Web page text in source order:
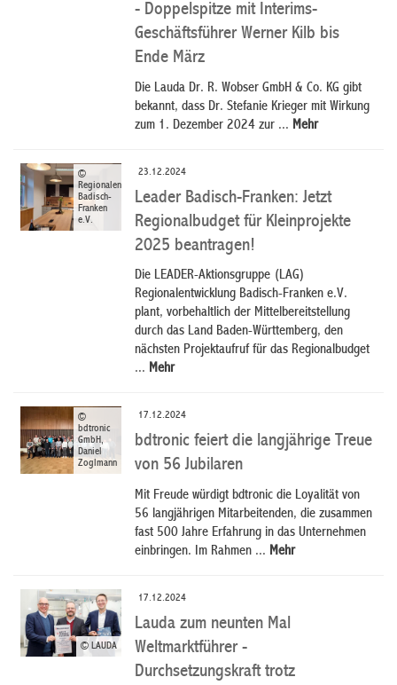
- Doppelspitze mit Interims-
Geschäftsführer Werner Kilb bis
Ende März
Die Lauda Dr. R. Wobser GmbH & Co. KG gibt
bekannt, dass Dr. Stefanie Krieger mit Wirkung
zum 1. Dezember 2024 zur ... Mehr
©
Regionalentwicklung
Badisch-
Franken
e.V.
23.12.2024
Leader Badisch-Franken: Jetzt
Regionalbudget für Kleinprojekte
2025 beantragen!
Die LEADER-Aktionsgruppe (LAG)
Regionalentwicklung Badisch-Franken e.V.
plant, vorbehaltlich der Mittelbereitstellung
durch das Land Baden-Württemberg, den
nächsten Projektaufruf für das Regionalbudget
... Mehr
©
bdtronic
GmbH,
Daniel
Zoglmann
17.12.2024
bdtronic feiert die langjährige Treue
von 56 Jubilaren
Mit Freude würdigt bdtronic die Loyalität von
56 langjährigen Mitarbeitenden, die zusammen
fast 500 Jahre Erfahrung in das Unternehmen
einbringen. Im Rahmen ... Mehr
© LAUDA
17.12.2024
Lauda zum neunten Mal
Weltmarktführer -
Durchsetzungskraft trotz